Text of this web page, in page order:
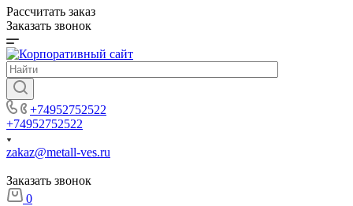
Рассчитать заказ
Заказать звонок
+74952752522
+74952752522
zakaz@metall-ves.ru
Заказать звонок
0